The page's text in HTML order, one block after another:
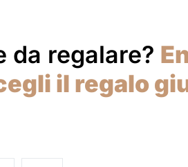
da regalare?
il regalo